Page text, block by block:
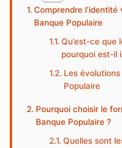
Comprendre
Banque Populaire
Qu’est-ce que
pourquoi est-il
Les
Populaire
Pourquoi choisir le
Banque Populaire ?
Quelles sont